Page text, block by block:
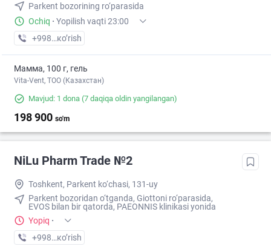
Parkent bozorining ro‘parasida
Ochiq · Yopilish vaqti 23:00
+998 (90) XXX-XX-XX
кo’rish
Мамма, 100 г, гель
Vita-Vent, TOO (Казахстан)
Mavjud: 1 dona (7 daqiqa oldin yangilangan)
198 900 so'm
NiLu Pharm Trade №2
Toshkent, Parkent ko‘chasi, 131-uy
Parkent bozoridan o‘tganda, Giottoni ro‘parasida,
EVOS bilan bir qatorda, PAEONNIS klinikasi yonida
Yopiq ·
+998 (94) XXX-XX-XX
кo’rish